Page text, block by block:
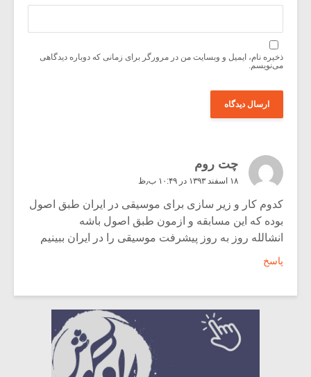
ذخیره نام، ایمیل و وبسایت من در مرورگر برای زمانی که دوباره دیدگاهی
می‌نویسم.
چت روم
۱۸ اسفند ۱۳۹۳ در ۱۰:۴۹ ب٫ظ
کدوم کار و زیر سازی برای موسیقی در ایران طبق اصول
بوده که این مسابقه و ازمون طبق اصول باشه
انشالله روز به روز پیشرفت موسیقی را در ایران ببینیم
پاسخ